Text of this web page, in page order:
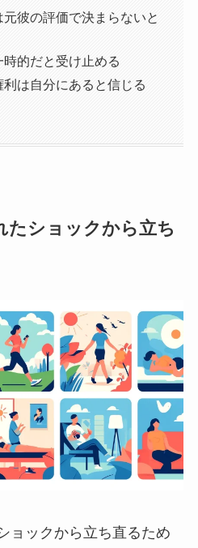
元彼の評価で決まらないと
的だと受け止める
は自分にあると信じる
たショックから立ち
ョックから立ち直るため